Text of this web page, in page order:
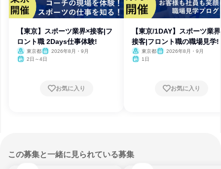
【東京】スポーツ業界×接客|フ
ロント職 2Days仕事体験!
東京都
2026年8月・9月
2日～4日
お気に入り
【東京/1DAY】スポーツ業
接客|フロント職の職場見学!
東京都
2026年8月・9月
1日
お気に入り
この募集と一緒に見られている募集